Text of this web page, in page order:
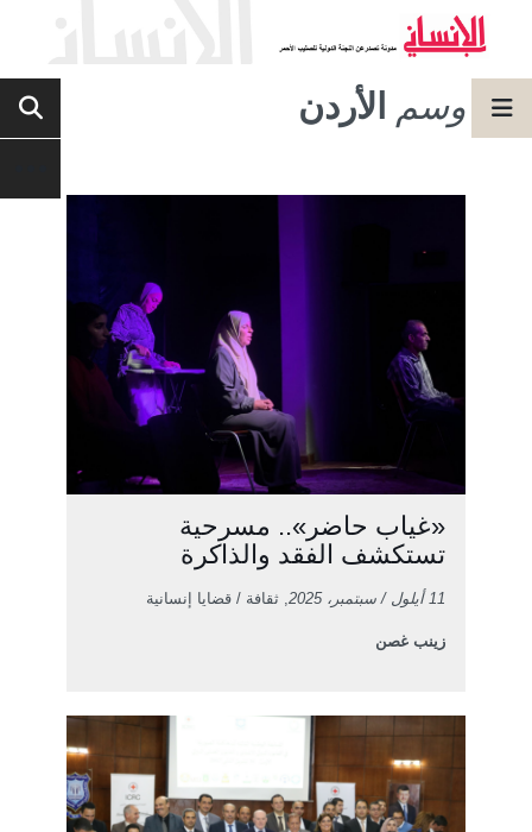
وسم الأردن
«غياب حاضر».. مسرحية
تستكشف الفقد والذاكرة
11 أيلول / سبتمبر، 2025 , ثقافة / قضايا إنسانية
زينب غصن